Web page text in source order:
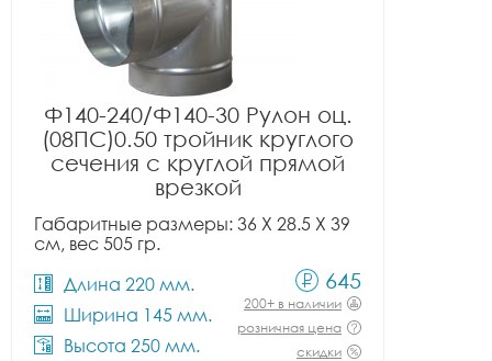
Ф140-240/Ф140-30 Рулон оц.
(08ПС)0.50 тройник круглого
сечения с круглой прямой
врезкой
Габаритные размеры: 36 X 28.5 X 39
см, вес 505 гр.
Длина 220 мм.
Ширина 145 мм.
Высота 250 мм.
645
200+ в наличии
розничная цена
скидки